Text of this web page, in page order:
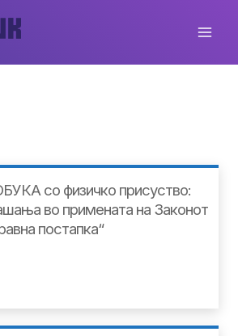
со физичко присуство:
во примената на Законот
постапка“